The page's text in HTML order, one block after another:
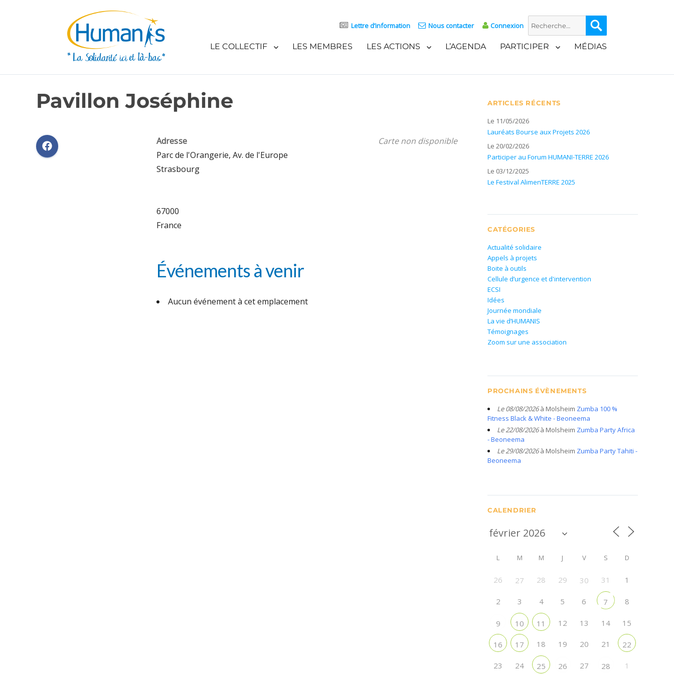
Lettre d’information Nous contacter Connexion
Recherche
pour :
LE COLLECTIF LES MEMBRES LES ACTIONS L’AGENDA PARTICIPER MÉDIAS
Pavillon Joséphine
Carte non disponible
Adresse
Parc de l'Orangerie, Av. de l'Europe
Strasbourg
67000
France
Événements à venir
Aucun événement à cet emplacement
ARTICLES RÉCENTS
Le 11/05/2026
Lauréats Bourse aux Projets 2026
Le 20/02/2026
Participer au Forum HUMANI-TERRE 2026
Le 03/12/2025
Le Festival AlimenTERRE 2025
CATÉGORIES
Actualité solidaire
Appels à projets
Boite à outils
Cellule d’urgence et d'intervention
ECSI
Idées
Journée mondiale
La vie d’HUMANIS
Témoignages
Zoom sur une association
PROCHAINS ÉVÈNEMENTS
Le 08/08/2026à Molsheim Zumba 100 %
Fitness Black & White - Beoneema
Le 22/08/2026à Molsheim Zumba Party Africa
- Beoneema
Le 29/08/2026à Molsheim Zumba Party Tahiti -
Beoneema
CALENDRIER
L M M J V S D
26 27 28 29 30 31 1
2 3 4 5 6 7 8
9 10 11 12 13 14 15
16 17 18 19 20 21 22
23 24 25 26 27 28 1